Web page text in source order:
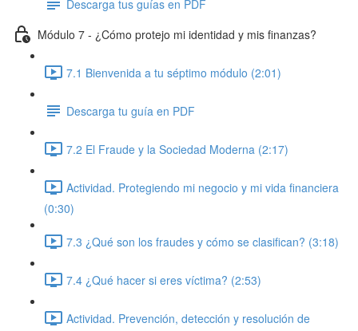
Descarga tus guías en PDF
Módulo 7 - ¿Cómo protejo mi identidad y mis finanzas?
7.1 Bienvenida a tu séptimo módulo (2:01)
Descarga tu guía en PDF
7.2 El Fraude y la Sociedad Moderna (2:17)
Actividad. Protegiendo mi negocio y mi vida financiera
(0:30)
7.3 ¿Qué son los fraudes y cómo se clasifican? (3:18)
7.4 ¿Qué hacer si eres víctima? (2:53)
Actividad. Prevención, detección y resolución de